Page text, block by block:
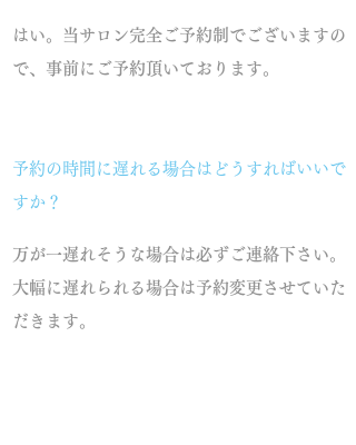
はい。当サロン完全ご予約制でございますの
で、事前にご予約頂いております。
予約の時間に遅れる場合はどうすればいいで
すか？
万が一遅れそうな場合は必ずご連絡下さい。
大幅に遅れられる場合は予約変更させていた
だきます。